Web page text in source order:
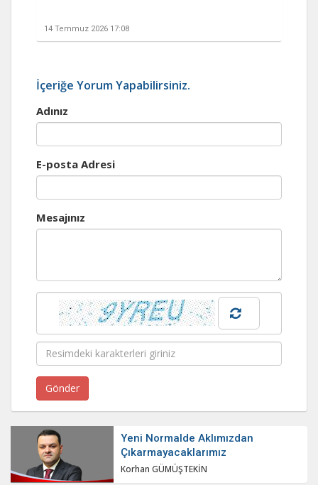
14 Temmuz 2026 17:08
İçeriğe Yorum Yapabilirsiniz.
Adınız
E-posta Adresi
Mesajınız
Yeni Normalde Aklımızdan
Çıkarmayacaklarımız
Korhan GÜMÜŞTEKİN